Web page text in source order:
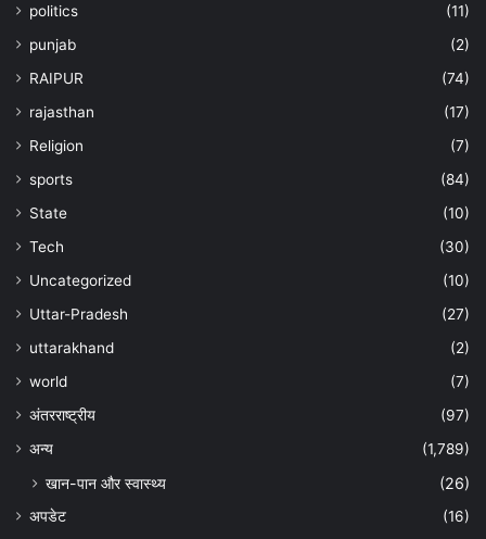
politics
(11)
punjab
(2)
RAIPUR
(74)
rajasthan
(17)
Religion
(7)
sports
(84)
State
(10)
Tech
(30)
Uncategorized
(10)
Uttar-Pradesh
(27)
uttarakhand
(2)
world
(7)
अंतरराष्ट्रीय
(97)
अन्‍य
(1,789)
खान-पान और स्वास्थ्य (26)
अपडेट
(16)